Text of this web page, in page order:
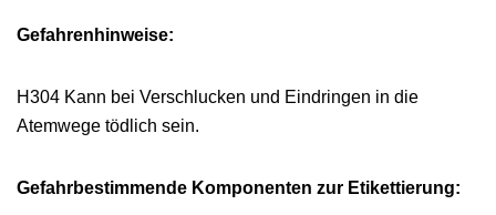
Gefahrenhinweise:
H304 Kann bei Verschlucken und Eindringen in die
Atemwege tödlich sein.
Gefahrbestimmende Komponenten zur Etikettierung: